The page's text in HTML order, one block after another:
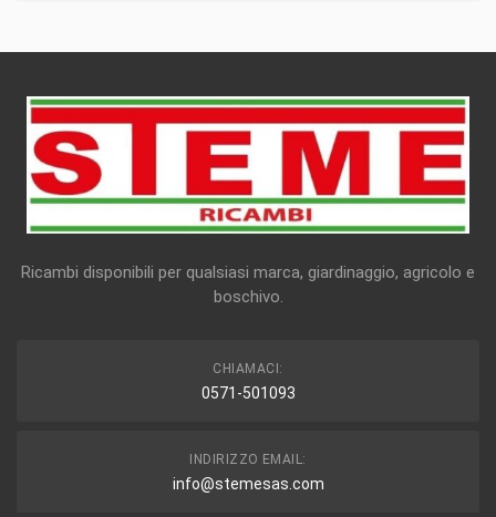
Ricambi disponibili per qualsiasi marca, giardinaggio, agricolo e
boschivo.
CHIAMACI:
0571-501093
INDIRIZZO EMAIL:
info@stemesas.com